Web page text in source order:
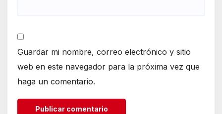
Guardar mi nombre, correo electrónico y sitio
web en este navegador para la próxima vez que
haga un comentario.